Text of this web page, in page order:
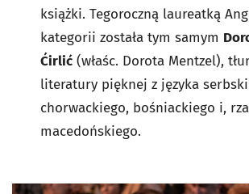
książki. Tegoroczną laureatką
kategorii została tym samym
Ćirlić (właśc. Dorota Mentzel),
literatury pięknej z języka
chorwackiego, bośniackiego i,
macedońskiego.